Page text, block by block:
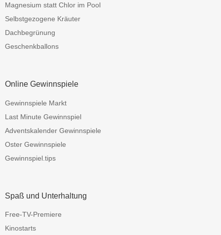
Magnesium statt Chlor im Pool
Selbstgezogene Kräuter
Dachbegrünung
Geschenkballons
Online Gewinnspiele
Gewinnspiele Markt
Last Minute Gewinnspiel
Adventskalender Gewinnspiele
Oster Gewinnspiele
Gewinnspiel.tips
Spaß und Unterhaltung
Free-TV-Premiere
Kinostarts